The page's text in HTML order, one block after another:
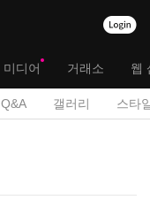
미디어 거래소 웹
Q&A 갤러리 스타